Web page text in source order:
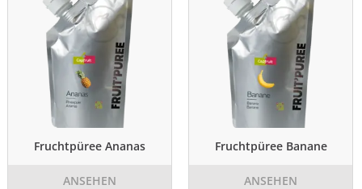
Fruchtpüree Ananas
ANSEHEN
Fruchtpüree Banane
ANSEHEN